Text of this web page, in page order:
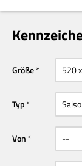
Größe
Typ
Von